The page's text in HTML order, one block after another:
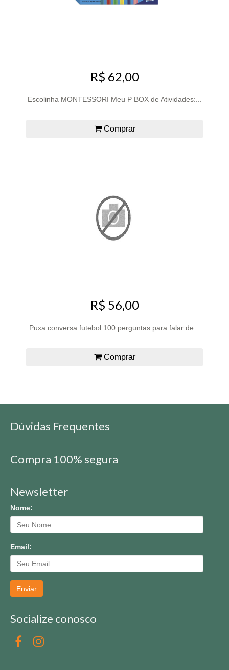
R$ 62,00
Escolinha MONTESSORI Meu P BOX de Atividades:...
Comprar
R$ 56,00
Puxa conversa futebol 100 perguntas para falar de...
Comprar
Dúvidas Frequentes
Compra 100% segura
Newsletter
Nome:
Email:
Enviar
Socialize conosco